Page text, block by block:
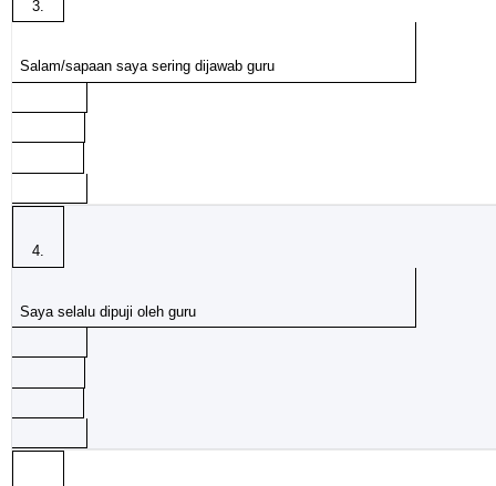
3.
Salam/sapaan saya sering dijawab guru
4.
Saya selalu dipuji oleh guru